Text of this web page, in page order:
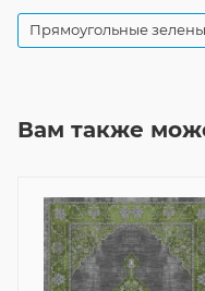
Прямоугольные
Вам также